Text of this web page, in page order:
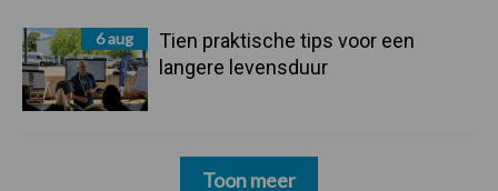
6 aug
Tien praktische tips voor een
langere levensduur
Toon meer